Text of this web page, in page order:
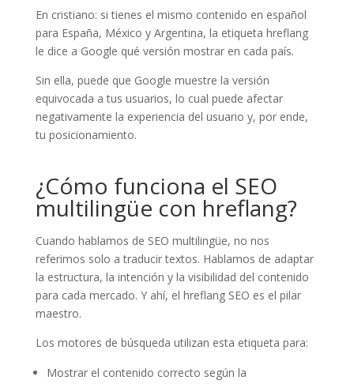
En cristiano: si tienes el mismo contenido en español
para España, México y Argentina, la etiqueta hreflang
le dice a Google qué versión mostrar en cada país.
Sin ella, puede que Google muestre la versión
equivocada a tus usuarios, lo cual puede afectar
negativamente la experiencia del usuario y, por ende,
tu posicionamiento.
¿Cómo funciona el SEO
multilingüe con hreflang?
Cuando hablamos de SEO multilingüe, no nos
referimos solo a traducir textos. Hablamos de adaptar
la estructura, la intención y la visibilidad del contenido
para cada mercado. Y ahí, el hreflang SEO es el pilar
maestro.
Los motores de búsqueda utilizan esta etiqueta para:
Mostrar el contenido correcto según la